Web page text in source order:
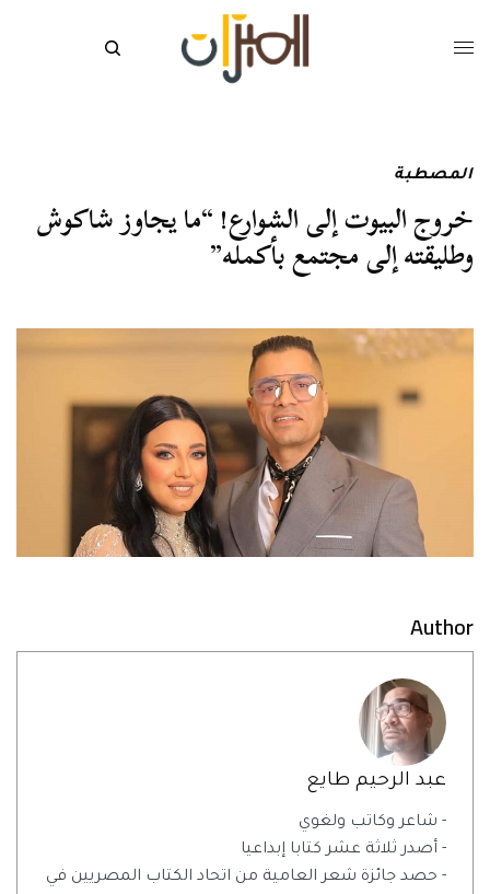
المصطبة
خروج البيوت إلى الشوارع! “ما يجاوز شاكوش
وطليقته إلى مجتمع بأكمله”
Author
عبد الرحيم طايع
- شاعر وكاتب ولغوي
- أصدر ثلاثة عشر كتابا إبداعيا
- حصد جائزة شعر العامية من اتحاد الكتاب المصريين في